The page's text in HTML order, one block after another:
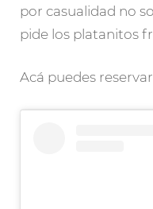
por casualidad no
pide los platanitos
Acá puedes